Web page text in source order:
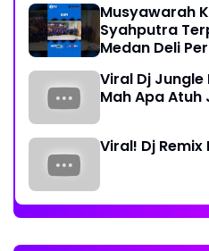
Musyawarah
Syahputra
Medan Deli
Viral Dj Jungle
Mah Apa
Viral! Dj Remix